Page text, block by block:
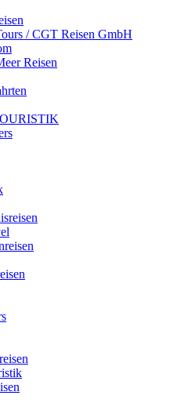
/ CGT Reisen GmbH
Reisen